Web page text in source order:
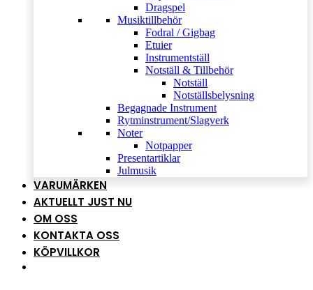
Dragspel
Musiktillbehör
Fodral / Gigbag
Etuier
Instrumentställ
Notställ & Tillbehör
Notställ
Notställsbelysning
Begagnade Instrument
Rytminstrument/Slagverk
Noter
Notpapper
Presentartiklar
Julmusik
VARUMÄRKEN
AKTUELLT JUST NU
OM OSS
KONTAKTA OSS
KÖPVILLKOR